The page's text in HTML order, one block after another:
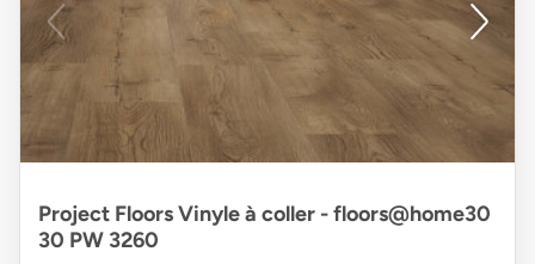
Project Floors Vinyle à coller - floors@home30
30 PW 3260